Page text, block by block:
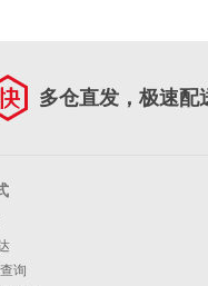
多仓直发，极速配
询